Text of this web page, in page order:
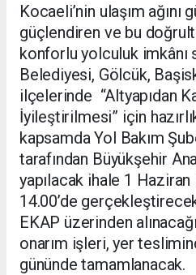
Kocaeli’nin ulaşım ağını
güçlendiren ve bu
konforlu yolculuk imkânı
Belediyesi, Gölcük,
ilçelerinde “Altyapıdan
İyileştirilmesi” için
kapsamda Yol Bakım
tarafından Büyükşehir
yapılacak ihale 1
14.00’de
EKAP üzerinden
onarım işleri, yer
gününde tamamlanacak.